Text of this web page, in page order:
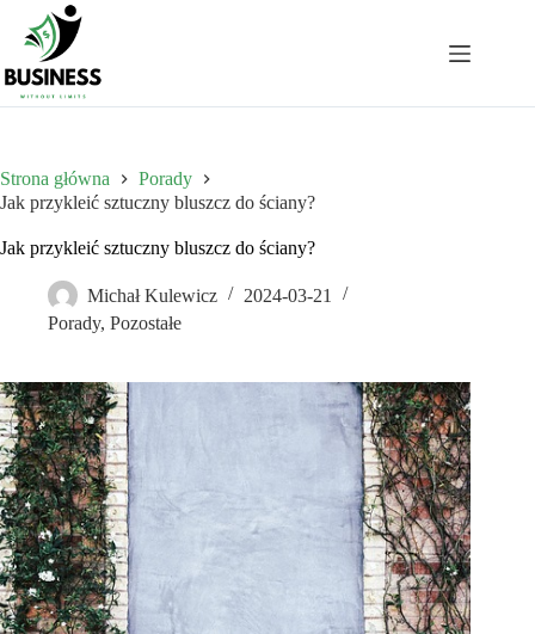
Przejdź
treści
Strona główna
Porady
Jak przykleić sztuczny bluszcz do ściany?
Jak przykleić sztuczny bluszcz do ściany?
Michał Kulewicz
2024-03-21
Porady, Pozostałe